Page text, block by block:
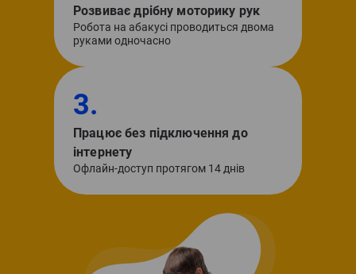
Розвиває дрібну моторику рук
Робота на абакусі проводиться двома
руками одночасно
3.
Працює без підключення до
інтернету
Офлайн-доступ протягом 14 днів